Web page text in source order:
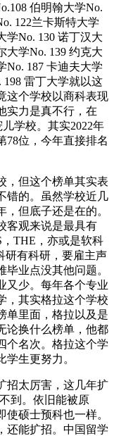
伯明翰大学No.
122兰卡斯特大学
学No. 130 诺丁汉大
大学No. 139 约克大
No. 187 卡迪夫大学
198 雷丁大学就以这
这个学校以商科表现
实力是真不行，在
学校。其实2022年
78位，今年直接排名
，但这个榜单其实表
错的。虽然学校近几
但底子还是在的。
客观来说是最具有
THE，亦或是软科
研有科研，要雇主声
业点没其他问题。
又少。每年各个专业
，其实格拉这个学校
单里面，格拉以及是
论换什么榜单，他都
个名次。格拉这个学
生更努力。
招太厉害，这几年扩
到。依旧能被原
硕士预科也一样。
还能扩招。中国留学